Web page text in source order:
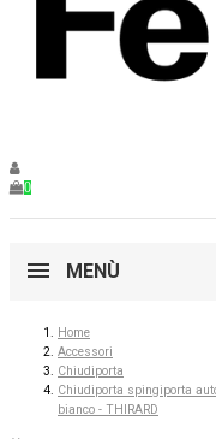
0
MENÙ
Home
Accessori
Chiudiporta
Chiudiporta spingiporta
bianco - THIRARD